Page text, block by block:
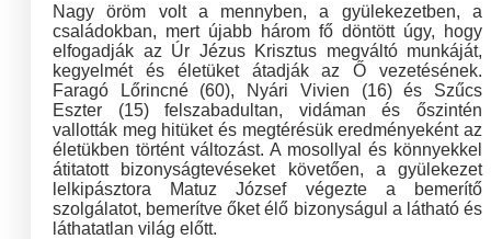
Nagy öröm volt a mennyben, a gyülekezetben, a
családokban, mert újabb három fő döntött úgy, hogy
elfogadják az Úr Jézus Krisztus megváltó munkáját,
kegyelmét és életüket átadják az Ő vezetésének.
Faragó Lőrincné (60), Nyári Vivien (16) és Szűcs
Eszter (15) felszabadultan, vidáman és őszintén
vallották meg hitüket és megtérésük eredményeként az
életükben történt változást. A mosollyal és könnyekkel
átitatott bizonyságtevéseket követően, a gyülekezet
lelkipásztora Matuz József végezte a bemerítő
szolgálatot, bemerítve őket élő bizonyságul a látható és
láthatatlan világ előtt.